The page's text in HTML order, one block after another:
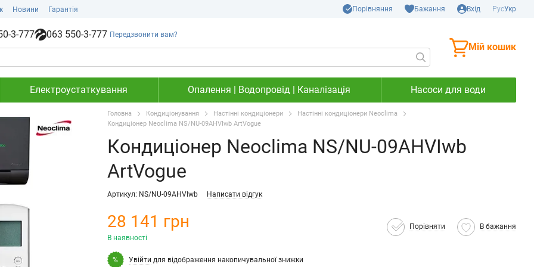
Новини Гарантія Порівняння Бажання Вхід РусУкр
3-777 063 550-3-777 Передзвонити вам?
Мій кошик
Електроустаткування Опалення | Водопровід | Каналізація Насоси для води
Головна Кондиціонування Настінні кондиціонери
Настінні кондиціонери Neoclima
Кондиціонер Neoclima NS/NU-09AHVIwb ArtVogue
Кондиціонер Neoclima NS/NU-09AHVIwb
ArtVogue
Артикул: NS/NU-09AHVIwb Написати відгук
28 141 грн
В наявності
Порівняти В бажання
% Увійти для відображення накопичувальної знижки